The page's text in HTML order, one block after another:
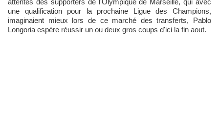
attentes des supporters de l'Olympique de Marseille, qui avec
une qualification pour la prochaine Ligue des Champions,
imaginaient mieux lors de ce marché des transferts, Pablo
Longoria espère réussir un ou deux gros coups d'ici la fin aout.